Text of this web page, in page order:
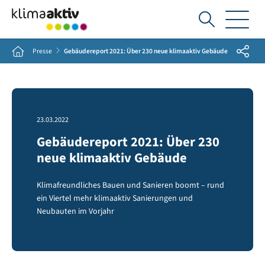
Ich
suche...
Home Presse Gebäudereport 2021: Über 230 neue klimaaktiv Gebäude Share
23.03.2022
Gebäudereport 2021: Über 230
neue klimaaktiv Gebäude
Klimafreundliches Bauen und Sanieren boomt – rund
ein Viertel mehr klimaaktiv Sanierungen und
Neubauten im Vorjahr